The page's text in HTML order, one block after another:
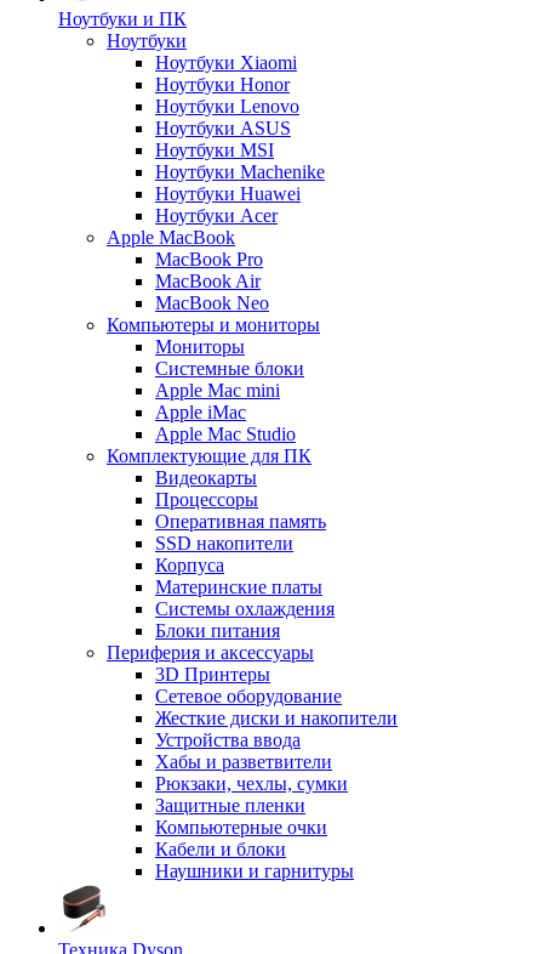
Ноутбуки и ПК
Ноутбуки
Ноутбуки Xiaomi
Ноутбуки Honor
Ноутбуки Lenovo
Ноутбуки ASUS
Ноутбуки MSI
Ноутбуки Machenike
Ноутбуки Huawei
Ноутбуки Acer
Apple MacBook
MacBook Pro
MacBook Air
MacBook Neo
Компьютеры и мониторы
Мониторы
Системные блоки
Apple Mac mini
Apple iMac
Apple Mac Studio
Комплектующие для ПК
Видеокарты
Процессоры
Оперативная память
SSD накопители
Корпуса
Материнские платы
Системы охлаждения
Блоки питания
Периферия и аксессуары
3D Принтеры
Сетевое оборудование
Жесткие диски и накопители
Устройства ввода
Хабы и разветвители
Рюкзаки, чехлы, сумки
Защитные пленки
Компьютерные очки
Кабели и блоки
Наушники и гарнитуры
Техника Dyson